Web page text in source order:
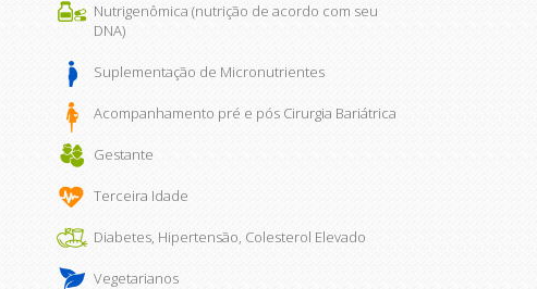
Nutrigenômica (nutrição de acordo com seu
DNA)
Suplementação de Micronutrientes
Acompanhamento pré e pós Cirurgia Bariátrica
Gestante
Terceira Idade
Diabetes, Hipertensão, Colesterol Elevado
Vegetarianos